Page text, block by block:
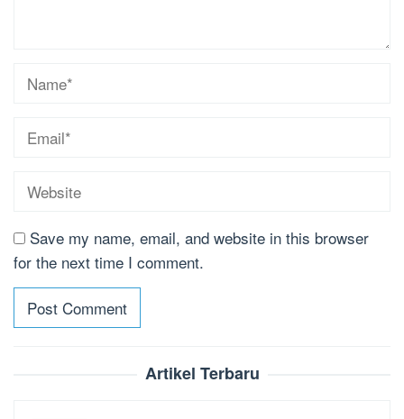
Save my name, email, and website in this browser
for the next time I comment.
Artikel Terbaru